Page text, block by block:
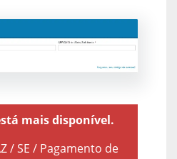
mais disponível.
/ SE / Pagamento de